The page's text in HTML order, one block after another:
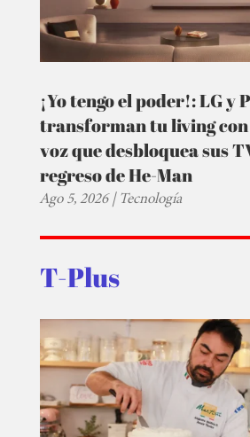
¡Yo tengo el poder!: LG y
transforman tu living con
voz que desbloquea sus
regreso de He-Man
Ago 5, 2026|Tecnología
T-Plus